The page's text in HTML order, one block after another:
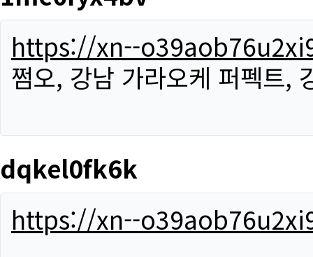
https://xn--
쩜오, 강남 가라오케 퍼펙트,
dqkel0fk6k
https://xn--